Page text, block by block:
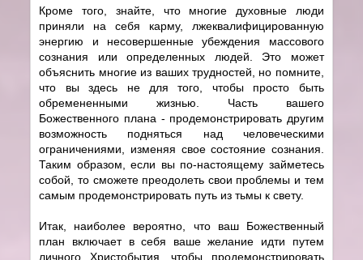
Кроме того, знайте, что многие духовные люди
приняли на себя карму, лжеквалифицированную
энергию и несовершенные убеждения массового
сознания или определенных людей. Это может
объяснить многие из ваших трудностей, но помните,
что вы здесь не для того, чтобы просто быть
обремененными жизнью. Часть вашего
Божественного плана - продемонстрировать другим
возможность подняться над человеческими
ограничениями, изменяя свое состояние сознания.
Таким образом, если вы по-настоящему займетесь
собой, то сможете преодолеть свои проблемы и тем
самым продемонстрировать путь из тьмы к свету.
Итак, наиболее вероятно, что ваш Божественный
план включает в себя ваше желание идти путем
личного Христобытия, чтобы продемонстрировать